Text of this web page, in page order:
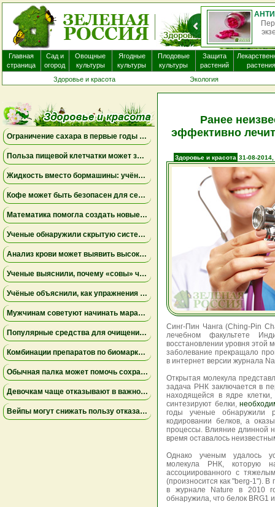
Главная
страница
Сад и
огород
Овощные
культуры
Ягодные
культуры
Плодовые
культуры
Защита
растений
растения
Здоровье и красота
Экология
Ограничение сахара в первые годы жизни может снизить риск болезни Альцгеймера
Польза пищевой клетчатки может зависеть от конкретных бактерий в кишечнике
Жидкость вместо бормашины: учёные подтвердили эффективность нового метода лечения детского кариеса
Кофе может быть безопасен для сердца, а энергетики — повышать риск аритмии
Математика помогла создать новые биомаркеры для прогнозирования рака молочной железы
Ученые обнаружили скрытую систему очистки в задней части глаза
Анализ крови может выявить высокий риск болезни Альцгеймера за десять лет до появления симптомов
Ученые выяснили, почему «совы» чаще набирают жир в области живота
Учёные объяснили, как упражнения замедляют старение мышц
Мужчинам советуют начинать марафон медленнее
Популярные средства для очищения слизи не помогли пациентам на ИВЛ и могут повышать риск осложнений
Комбинации препаратов по биомаркерам помогли уменьшить устойчивую к лечению меланому
Обычная палка может помочь сохранить равновесие
Девочкам чаще отказывают в важной защите после рождения
Вейпы могут снижать пользу отказа от сигарет
Ранее
эффективно
Здоровье и красота 31-08-
Синг-Пин Чанга (Ching-Pin
лечебном факультете
восстановлении уровня этой
заболевание прекращало
в интернет версии журнала
Открытая молекула
задача РНК заключается в
находящейся в ядре клетки,
синтезируют белки,
годы ученые обнаружили
кодировании белков, а
процессы. Влияние длинной
время оставалось
Однако ученым удалось
молекула РНК, которую
ассоциированного с
(произносится как "berg-1").
в журнале Nature в 2010
обнаружила, что белок BRG1